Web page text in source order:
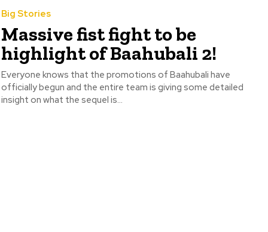
Big Stories
Massive fist fight to be
highlight of Baahubali 2!
Everyone knows that the promotions of Baahubali have
officially begun and the entire team is giving some detailed
insight on what the sequel is...